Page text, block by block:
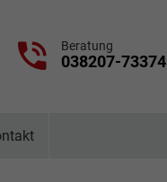
Beratung
038207-73374